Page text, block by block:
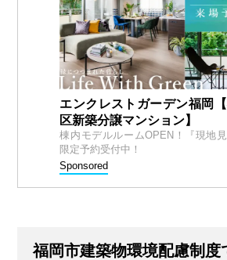
エンクレストガーデン福岡
区新築分譲マンション】
棟内モデルルームOPEN！『現地
限定予約受付中！
Sponsored
福岡市建築物環境配慮制度